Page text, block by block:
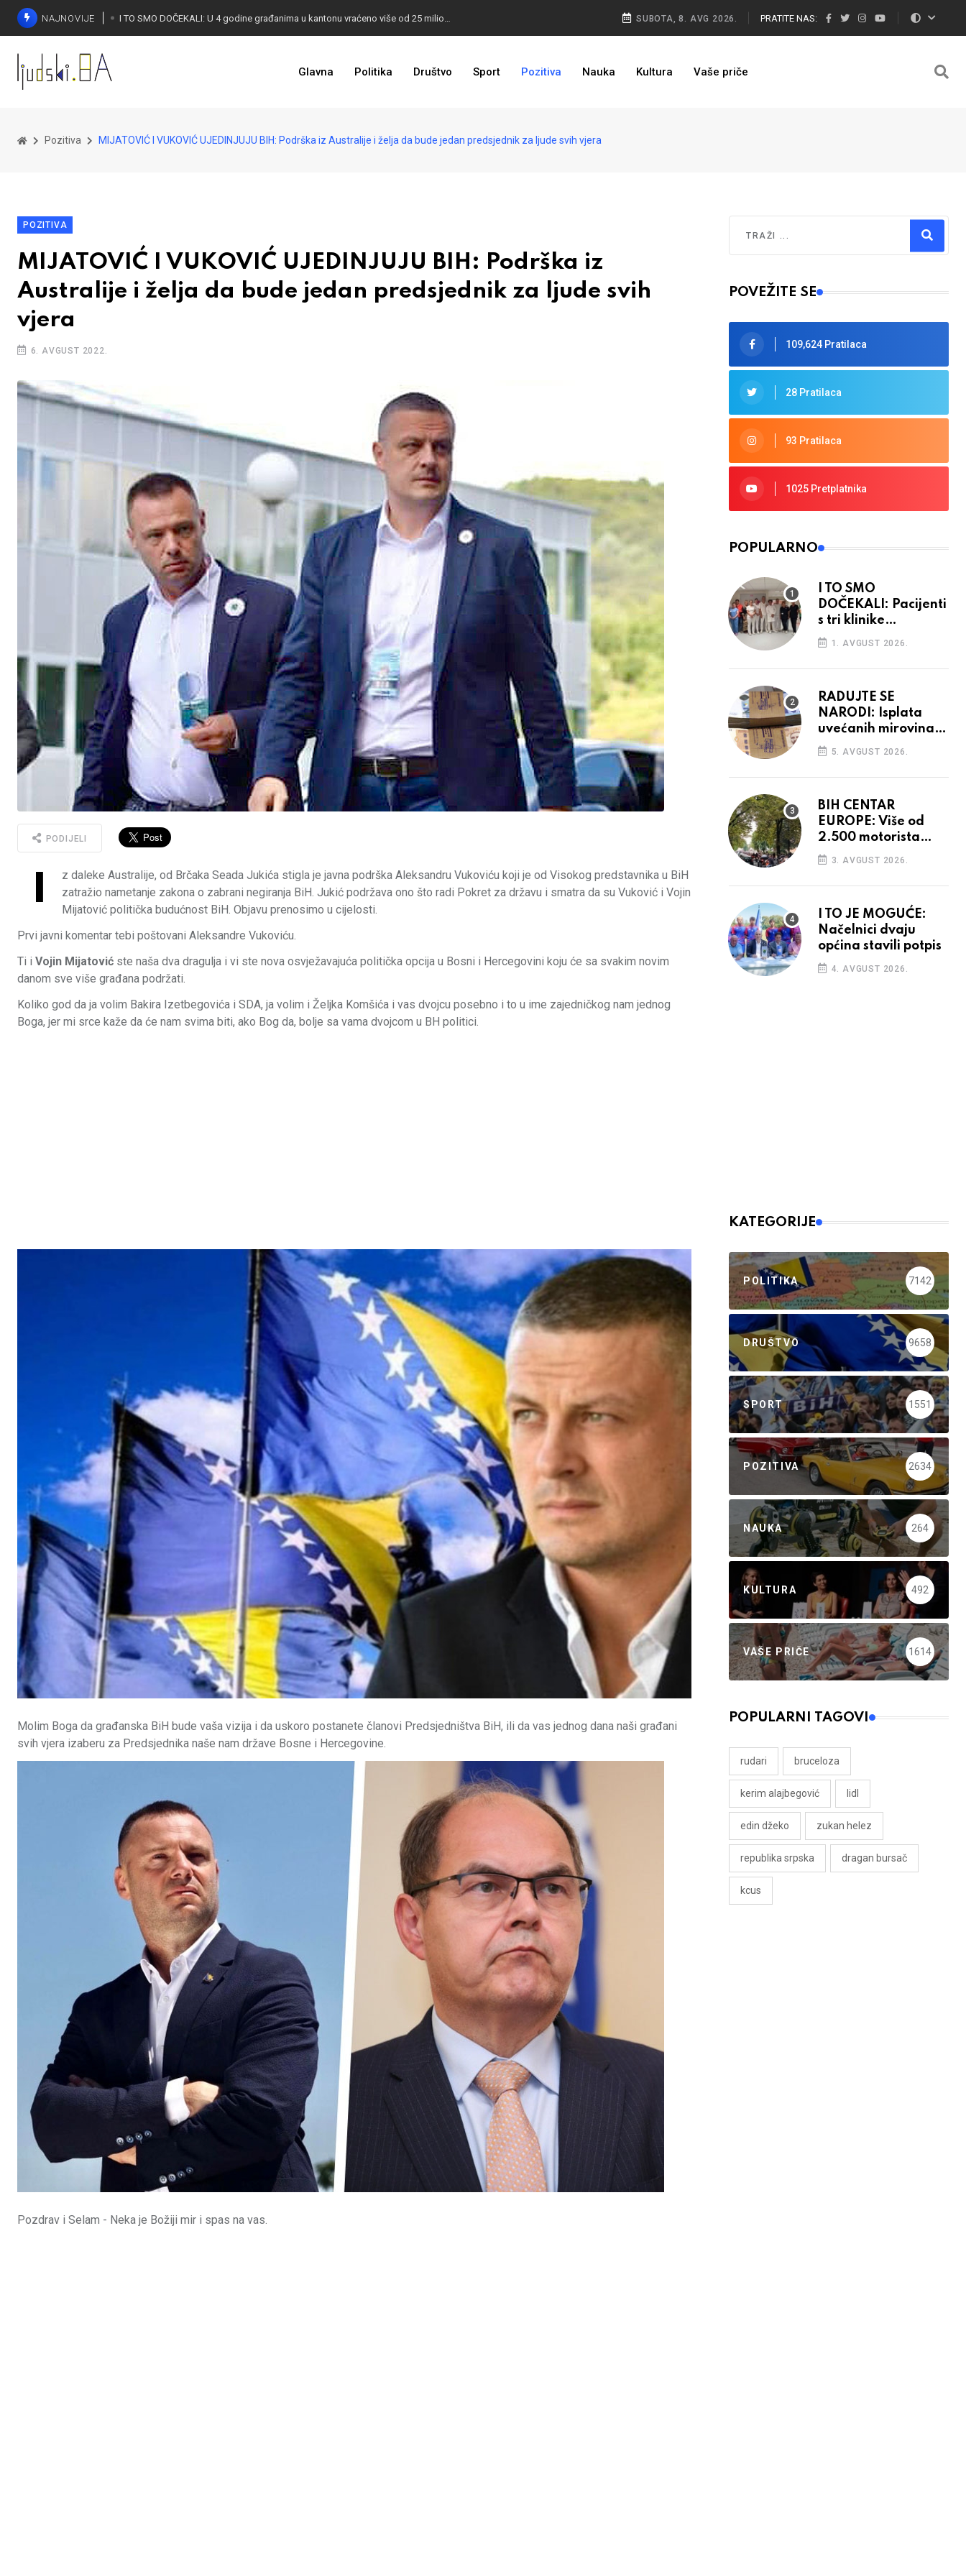
NAJNOVIJE
KONAKOVIĆ PALI ALARM: Otvoreno pismo UN-u
SUBOTA, 8. AVG 2026. PRATITE NAS:
Glavna Politika Društvo Sport Pozitiva Nauka Kultura Vaše priče
Pozitiva MIJATOVIĆ I VUKOVIĆ UJEDINJUJU BIH: Podrška iz Australije i želja da bude jedan predsjednik za ljude svih vjera
POZITIVA
MIJATOVIĆ I VUKOVIĆ UJEDINJUJU BIH: Podrška iz
Australije i želja da bude jedan predsjednik za ljude svih
vjera
6. AVGUST 2022.
PODIJELI
I
z daleke Australije, od Brčaka Seada Jukića stigla je javna podrška Aleksandru Vukoviću koji je od Visokog predstavnika u BiH
zatražio nametanje zakona o zabrani negiranja BiH. Jukić podržava ono što radi Pokret za državu i smatra da su Vuković i Vojin
Mijatović politička budućnost BiH. Objavu prenosimo u cijelosti.
Prvi javni komentar tebi poštovani Aleksandre Vukoviću.
Ti i Vojin Mijatović ste naša dva dragulja i vi ste nova osvježavajuća politička opcija u Bosni i Hercegovini koju će sa svakim novim
danom sve više građana podržati.
Koliko god da ja volim Bakira Izetbegovića i SDA, ja volim i Željka Komšića i vas dvojcu posebno i to u ime zajedničkog nam jednog
Boga, jer mi srce kaže da će nam svima biti, ako Bog da, bolje sa vama dvojcom u BH politici.
Molim Boga da građanska BiH bude vaša vizija i da uskoro postanete članovi Predsjedništva BiH, ili da vas jednog dana naši građani
svih vjera izaberu za Predsjednika naše nam države Bosne i Hercegovine.
Pozdrav i Selam - Neka je Božiji mir i spas na vas.
Type 2 or more characters for results.
POVEŽITE SE
109,624 Pratilaca
28 Pratilaca
93 Pratilaca
1025 Pretplatnika
POPULARNO
I TO SMO
DOČEKALI: Pacijenti
s tri klinike
preseljeni u nove
prostore
1. AVGUST 2026.
RADUJTE SE
NARODI: Isplata
uvećanih mirovina
krenula, mogle bi
opet rasti
5. AVGUST 2026.
BIH CENTAR
EUROPE: Više od
2.500 motorista
defiliralo gradom
3. AVGUST 2026.
I TO JE MOGUĆE:
Načelnici dvaju
općina stavili potpis
4. AVGUST 2026.
KATEGORIJE
POLITIKA 7142
DRUŠTVO 9658
SPORT 1551
POZITIVA 2634
NAUKA 264
KULTURA 492
VAŠE PRIČE 1614
POPULARNI TAGOVI
rudari bruceloza
kerim alajbegović lidl
edin džeko zukan helez
republika srpska dragan bursač
kcus